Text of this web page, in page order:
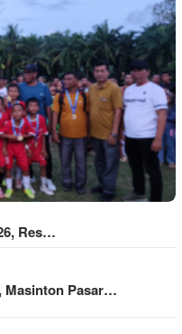
Res…
Masinton Pasar…